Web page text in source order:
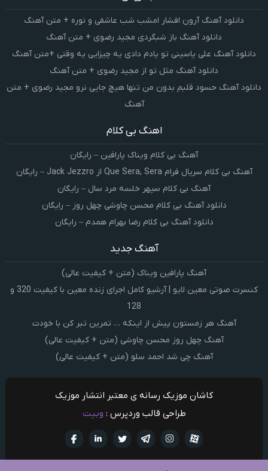
دانلود آهنگ آرون افشار امشب شب عاشقی و نوره + متن آهنگ
دانلود آهنگ باز شبگردی مجید رضوی + متن آهنگ
دانلود آهنگ علی یاسینی تو یادم دادی یه چیزایی یه وقتی +متن آهنگ
دانلود آهنگ مثل تو از مجید رضوی + متن آهنگ
دانلود آهنگ حسود قلبم بدون من تنها هیچ جایی نرو مجید رضوی + متن
آهنگ
اهنگ بی کلام
آهنگ بی کلام ویناک پارافین – رایگان
آهنگ بی کلام سریال فرام Que Sera, Sera از Jack Jezzro – رایگان
آهنگ بی کلام سپهر خلسه مرد سال – رایگان
دانلود آهنگ بی کلام محسن چاوشی چهل روز – رایگان
دانلود آهنگ بی کلام رضا بهرام همدم – رایگان
آهنگ جدید
آهنگ پارافین ویناک (متن + کیفیت عالی)
کنسرت صوتی معین لایو | آرشیو کامل اجرای زنده معین با کیفیت 320 و
128
آهنگ هر زمستون پیش از اینکه … تمرین تبر کن با خودت
آهنگ چهل روز محسن چاوشی (متن + کیفیت عالی)
آهنگ چی شد احمد سلو (متن + کیفیت عالی)
کاشان موزیک رسانه ی معتبر انتشار موزیک
طراحی قالب وردپرس : وبیت
تويتر تلگرام
اینستاگرام آپارات